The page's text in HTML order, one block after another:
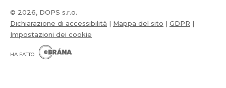
© 2026, DOPS s.r.o.
Dichiarazione di accessibilità | Mappa del sito | GDPR |
Impostazioni dei cookie
HA FATTO
B